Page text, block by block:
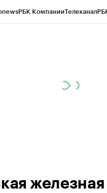
РБК КомпанииТелеканал
железная